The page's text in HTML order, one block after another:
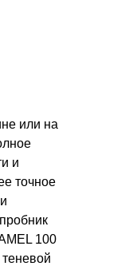
или на
и
точное
100